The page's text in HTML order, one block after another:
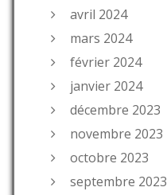
avril 2024
mars 2024
février 2024
janvier 2024
décembre 2023
novembre 2023
octobre 2023
septembre 2023